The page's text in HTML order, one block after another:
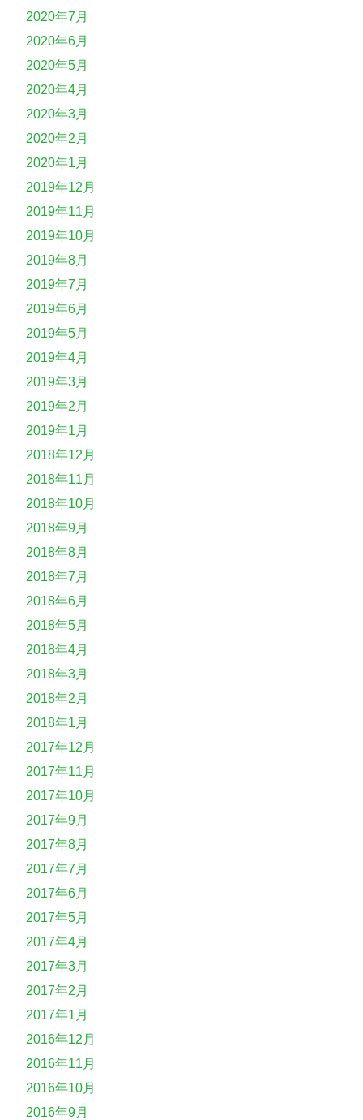
2020年7月
2020年6月
2020年5月
2020年4月
2020年3月
2020年2月
2020年1月
2019年12月
2019年11月
2019年10月
2019年8月
2019年7月
2019年6月
2019年5月
2019年4月
2019年3月
2019年2月
2019年1月
2018年12月
2018年11月
2018年10月
2018年9月
2018年8月
2018年7月
2018年6月
2018年5月
2018年4月
2018年3月
2018年2月
2018年1月
2017年12月
2017年11月
2017年10月
2017年9月
2017年8月
2017年7月
2017年6月
2017年5月
2017年4月
2017年3月
2017年2月
2017年1月
2016年12月
2016年11月
2016年10月
2016年9月